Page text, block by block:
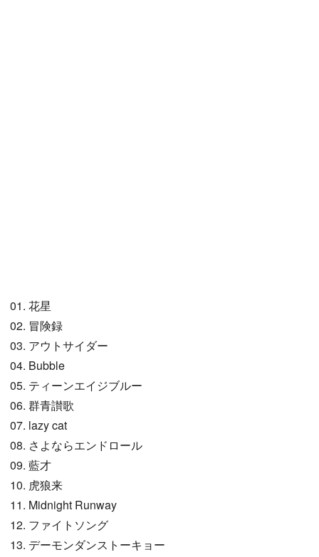
01. 花星
02. 冒険録
03. アウトサイダー
04. Bubble
05. ティーンエイジブルー
06. 群青讃歌
07. lazy cat
08. さよならエンドロール
09. 藍才
10. 虎狼来
11. Midnight Runway
12. ファイトソング
13. デーモンダンストーキョー